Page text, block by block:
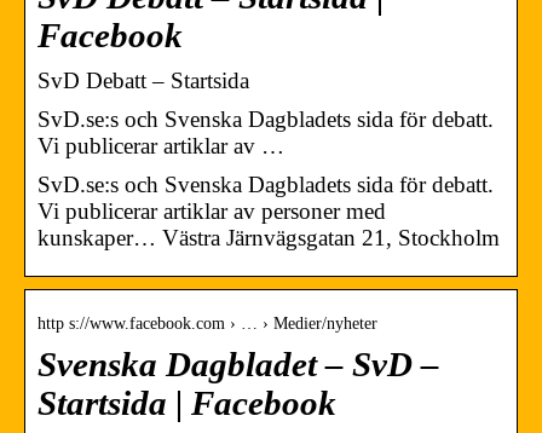
Facebook
SvD Debatt – Startsida
SvD.se:s och Svenska Dagbladets sida för debatt.
Vi publicerar artiklar av …
SvD.se:s och Svenska Dagbladets sida för debatt.
Vi publicerar artiklar av personer med
kunskaper… Västra Järnvägsgatan 21, Stockholm
http s://www.facebook.com › … › Medier/nyheter
Svenska Dagbladet – SvD –
Startsida | Facebook